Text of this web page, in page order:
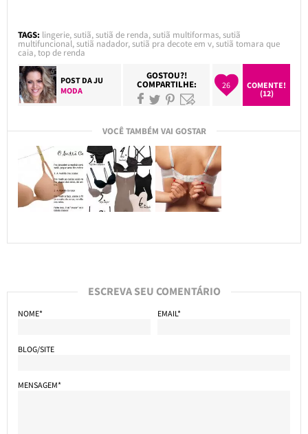
TAGS: lingerie,sutiã,sutiã de renda,sutiã multiformas,sutiã
multifuncional,sutiã nadador,sutiã pra decote em v,sutiã tomara que
caia,top de renda
POST DAJU
MODA
GOSTOU?!
COMPARTILHE: 26
COMENTE!
(12)
VOCÊ TAMBÉM VAI GOSTAR
ESCREVA SEU COMENTÁRIO
NOME* EMAIL*
BLOG/SITE
MENSAGEM*